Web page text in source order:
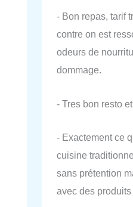
- Bon repas, tarif
contre on est
odeurs de
dommage.
- Tres bon resto
- Exactement ce
cuisine
sans prétention
avec des